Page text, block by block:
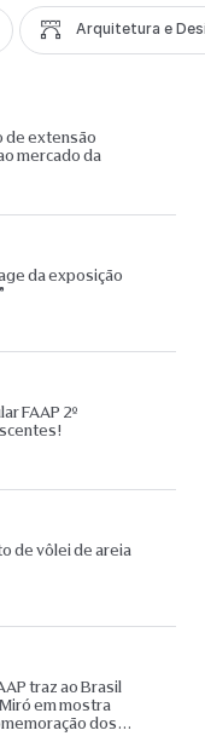
Arquitetura e
de extensão
mercado da
da exposição
FAAP 2º
de vôlei de areia
traz ao Brasil
em mostra
dos